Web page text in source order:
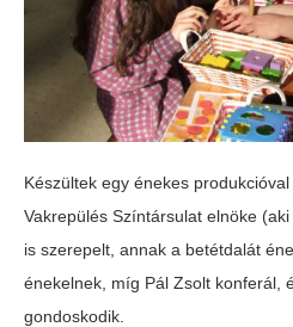
Készültek egy énekes
Vakrepülés Színtársulat elnöke
is szerepelt, annak a betétdalát
énekelnek, míg Pál Zsolt konferál,
gondoskodik.